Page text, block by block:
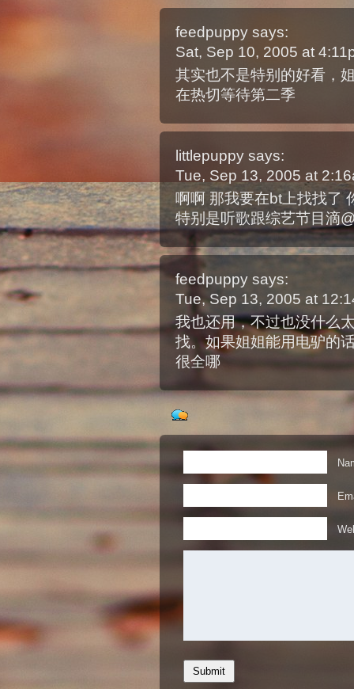
feedpuppy says:
Sat, Sep 10, 2005 at
其实也不是特别的好看，
在热切等待第二季
littlepuppy says:
Tue, Sep 13, 2005 at
啊啊 那我要在bt上找找了
特别是听歌跟综艺节目滴
feedpuppy says:
Tue, Sep 13, 2005 at
我也还用，不过也没什么
找。如果姐姐能用电驴的
很全哪